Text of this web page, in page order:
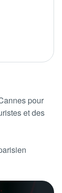
pour
et des